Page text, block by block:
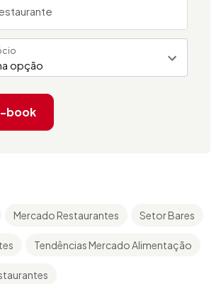
opção
book
Mercado Restaurantes Setor Bares
Tendências Mercado Alimentação